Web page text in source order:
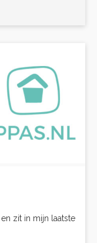
zit in mijn laatste